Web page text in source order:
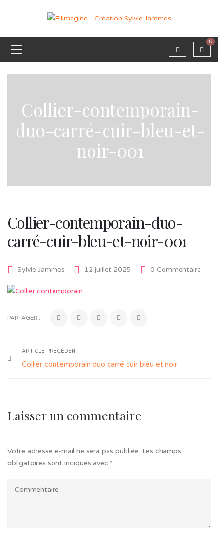
0
Collier-contemporain-
duo-carré-cuir-bleu-et-
noir-001
Collier-contemporain-duo-
carré-cuir-bleu-et-noir-001
Sylvie Jammes 12 juillet 2025 0 Commentaire
PARTAGER :
ARTICLE PRÉCÉDENT
Collier contemporain duo carré cuir bleu et noir
Laisser un commentaire
Votre adresse e-mail ne sera pas publiée. Les champs
obligatoires sont indiqués avec *